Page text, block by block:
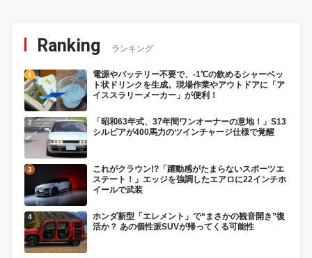
Ranking ランキング
電源やバッテリー不要で、-1℃の飲めるシャーベッ
ト状ドリンクを生成。現場作業やアウトドアに「ア
イススラリーメーカー」が便利！
「昭和63年式、37年間ワンオーナーの意地！」S13
シルビアが400馬力のツインチャージ仕様で覚醒
これがクラウン!?「躍動感がたまらないスポーツエ
ステート！」エッジを強調したエアロに22インチホ
イールで武装
ホンダ新型「エレメント」で“まさかの観音開き”復
活か？ あの個性派SUVが帰ってくる可能性